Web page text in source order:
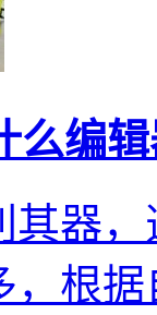
么编
其器
，根